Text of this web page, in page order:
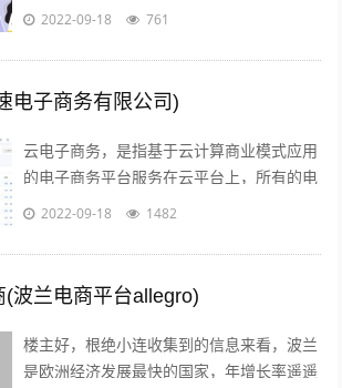
点第一步产品上架 第二步店铺装修 第三步
2022-09-18 761
电子商务有限公司)
云电子商务，是指基于云计算商业模式应用
的电子商务平台服务在云平台上，所有的电
子商务供应商，代理商，策划服务商，制作
2022-09-18 1482
波兰电商平台allegro)
楼主好，根绝小连收集到的信息来看，波兰
是欧洲经济发展最快的国家，年增长率遥遥